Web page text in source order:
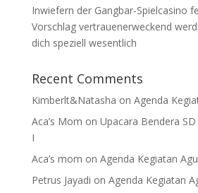
Inwiefern der Gangbar-Spielcasino
Vorschlag vertrauenerweckend
dich speziell wesentlich
Recent Comments
Kimberlt&Natasha on Agenda
Aca’s Mom on Upacara Bendera
I
Aca’s mom on Agenda Kegiatan
Petrus Jayadi on Agenda Kegiatan